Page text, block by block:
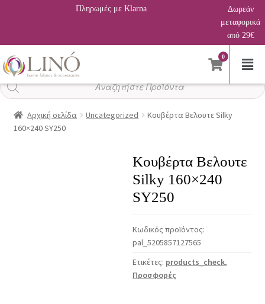
Πληρωμές με Klarna
Δωρεάν
μεταφορικά
από 29€
0
Αναζήτηση
προϊόντων
Αρχική σελίδα Uncategorized
Κουβέρτα Βελουτε Silky
160×240 SY250
Κουβέρτα Βελουτε
Silky 160×240
SY250
Κωδικός προϊόντος:
pal_5205857127565
Ετικέτες: products_check,
Προσφορές